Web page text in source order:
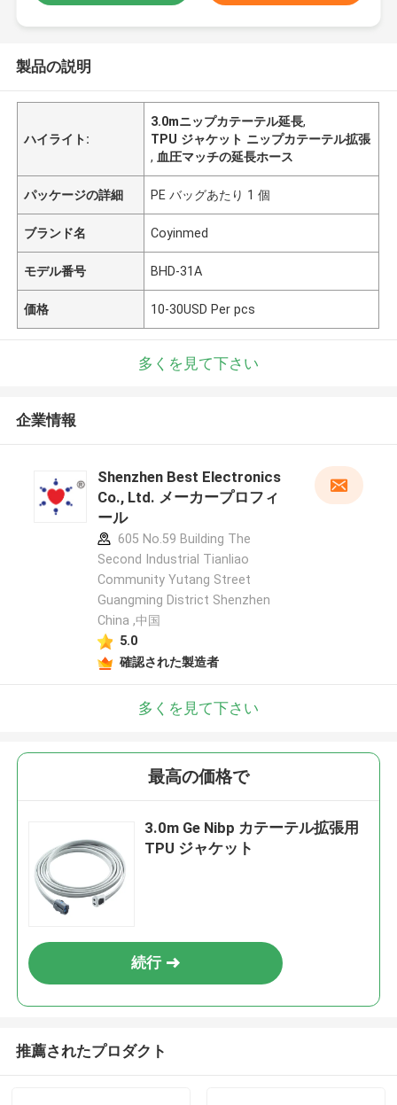
製品の説明
ハイライト:
3.0mニップカテーテル延長,
TPU ジャケット ニップカテーテル拡張
, 血圧マッチの延長ホース
パッケージの詳細 PE バッグあたり 1 個
ブランド名 Coyinmed
モデル番号 BHD-31A
価格 10-30USD Per pcs
多くを見て下さい
企業情報
Shenzhen Best Electronics
Co., Ltd. メーカープロフィ
ール
605 No.59 Building The
Second Industrial Tianliao
Community Yutang Street
Guangming District Shenzhen
China ,中国
5.0
確認された製造者
多くを見て下さい
最高の価格で
3.0m Ge Nibp カテーテル拡張用
TPU ジャケット
続行
推薦されたプロダクト